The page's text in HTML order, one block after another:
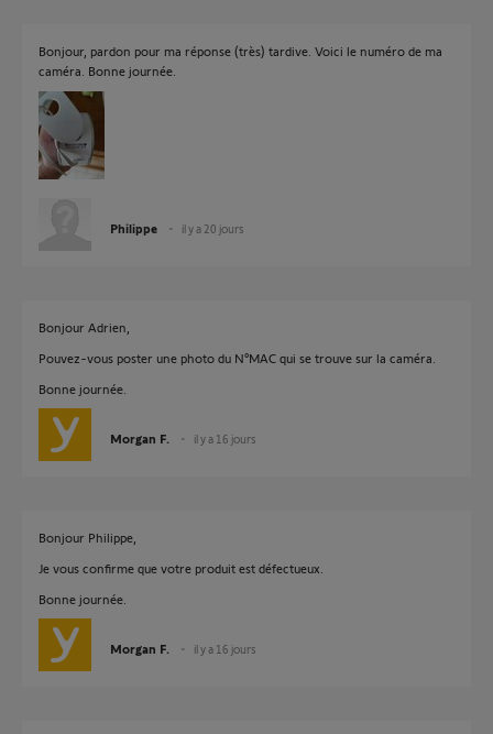
Bonjour, pardon pour ma réponse (très) tardive. Voici le numéro de ma
caméra. Bonne journée.
Philippe il y a 20 jours
Bonjour Adrien,
Pouvez-vous poster une photo du N°MAC qui se trouve sur la caméra.
Bonne journée.
Morgan F. il y a 16 jours
Bonjour Philippe,
Je vous confirme que votre produit est défectueux.
Bonne journée.
Morgan F. il y a 16 jours